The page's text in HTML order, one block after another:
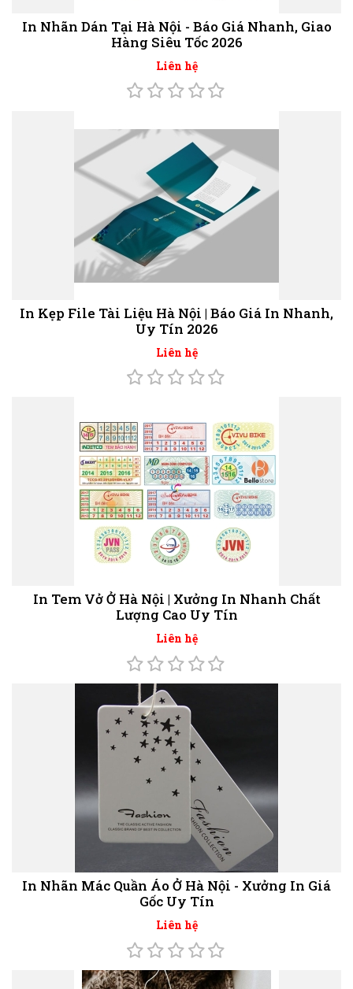
In Nhãn Dán Tại Hà Nội - Báo Giá Nhanh, Giao
Hàng Siêu Tốc 2026
Liên hệ
In Kẹp File Tài Liệu Hà Nội | Báo Giá In Nhanh,
Uy Tín 2026
Liên hệ
In Tem Vở Ở Hà Nội | Xưởng In Nhanh Chất
Lượng Cao Uy Tín
Liên hệ
In Nhãn Mác Quần Áo Ở Hà Nội - Xưởng In Giá
Gốc Uy Tín
Liên hệ